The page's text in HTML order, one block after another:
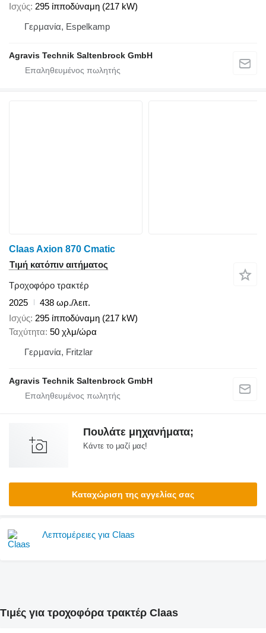
Ισχύς 295 ίπποδύναμη (217 kW)
Γερμανία, Espelkamp
Agravis Technik Saltenbrock GmbH
Claas Axion 870 Cmatic
Τιμή κατόπιν αιτήματος
Τροχοφόρο τρακτέρ
2025
438 ωρ./λειτ.
Ισχύς 295 ίπποδύναμη (217 kW)
Ταχύτητα 50 χλμ/ώρα
Γερμανία, Fritzlar
Agravis Technik Saltenbrock GmbH
Πουλάτε μηχανήματα;
Κάντε το μαζί μας!
Καταχώριση της αγγελίας σας
Λεπτομέρειες για Claas
Τιμές για τροχοφόρα τρακτέρ Claas